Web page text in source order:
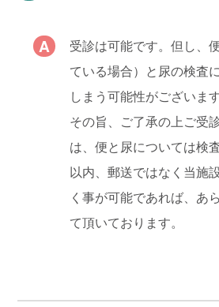
受診は可能です。但し、
ている場合）と尿の検査
しまう可能性がございます
その旨、ご了承の上ご受
は、便と尿については検
以内、郵送ではなく当施
く事が可能であれば、あ
て頂いております。